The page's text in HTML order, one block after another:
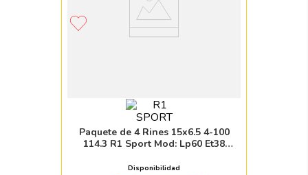
Paquete de 4 Rines 15x6.5 4-100
114.3 R1 Sport Mod: Lp60 Et38
Disponibilidad